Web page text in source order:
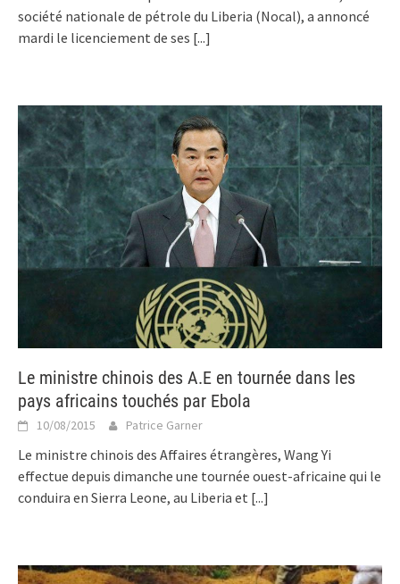
société nationale de pétrole du Liberia (Nocal), a annoncé
mardi le licenciement de ses [...]
Le ministre chinois des A.E en tournée dans les
pays africains touchés par Ebola
10/08/2015 Patrice Garner
Le ministre chinois des Affaires étrangères, Wang Yi
effectue depuis dimanche une tournée ouest-africaine qui le
conduira en Sierra Leone, au Liberia et [...]